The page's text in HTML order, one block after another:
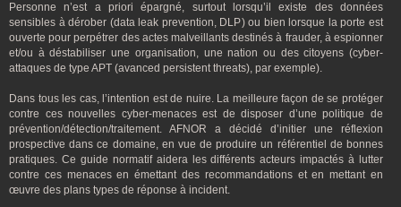
Personne n’est a priori épargné, surtout lorsqu’il existe des données
sensibles à dérober (data leak prevention, DLP) ou bien lorsque la porte est
ouverte pour perpétrer des actes malveillants destinés à frauder, à espionner
et/ou à déstabiliser une organisation, une nation ou des citoyens (cyber-
attaques de type APT (avanced persistent threats), par exemple).
Dans tous les cas, l’intention est de nuire. La meilleure façon de se protéger
contre ces nouvelles cyber-menaces est de disposer d’une politique de
prévention/détection/traitement. AFNOR a décidé d’initier une réflexion
prospective dans ce domaine, en vue de produire un référentiel de bonnes
pratiques. Ce guide normatif aidera les différents acteurs impactés à lutter
contre ces menaces en émettant des recommandations et en mettant en
œuvre des plans types de réponse à incident.